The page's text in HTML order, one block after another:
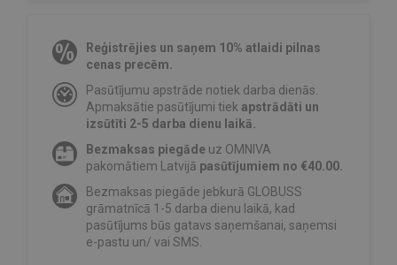
Reģistrējies un saņem 10% atlaidi pilnas
cenas precēm.
Pasūtījumu apstrāde notiek darba dienās.
Apmaksātie pasūtījumi tiek apstrādāti un
izsūtīti 2-5 darba dienu laikā.
Bezmaksas piegāde uz OMNIVA
pakomātiem Latvijā pasūtījumiem no €40.00.
Bezmaksas piegāde jebkurā GLOBUSS
grāmatnīcā 1-5 darba dienu laikā, kad
pasūtījums būs gatavs saņemšanai, saņemsi
e-pastu un/ vai SMS.